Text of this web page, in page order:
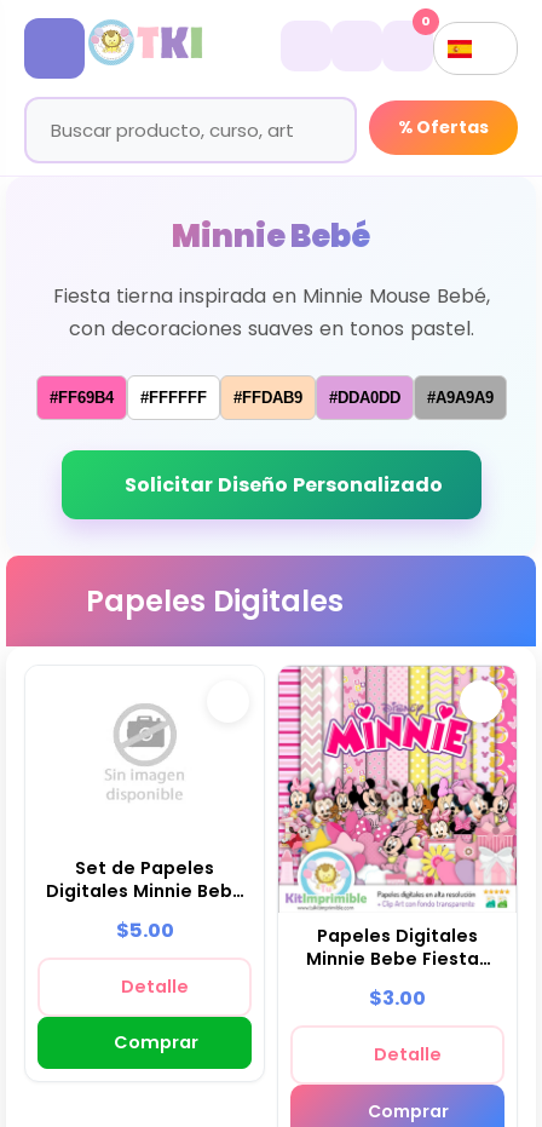
% Ofertas
0
Minnie Bebé
Fiesta tierna inspirada en Minnie Mouse Bebé,
con decoraciones suaves en tonos pastel.
#FF69B4 #FFFFFF #FFDAB9 #DDA0DD #A9A9A9
Solicitar Diseño Personalizado
Papeles Digitales
Set de Papeles
Digitales Minnie Bebé
y Scrapbooking
$5.00
Detalle
Comprar
Papeles Digitales
Minnie Bebe Fiestas
$3.00
Detalle
Comprar